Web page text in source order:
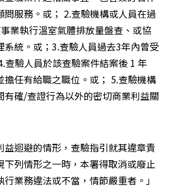
服務。或； 2.查驗機構或人員在過
業執行溫室氣體排放量盤查、或協
系統。或；3.查驗人員過去3年內曾受
查驗人員於該查驗案件結案後 1 年
擔任有給職之職位。或； 5.查驗機構
有確/查證行為以外的密切商業利益關
益迴避的情形，查驗指引就其違章責
下列情形之一時，本署得取消或廢止
業務違法或不當，情節嚴重者。」